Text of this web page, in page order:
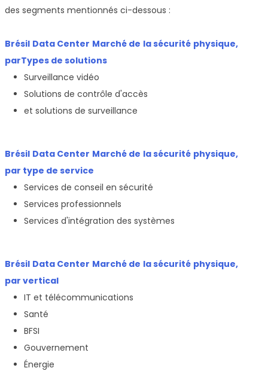
des segments mentionnés ci-dessous :
Brésil Data Center Marché de la sécurité physique,
parTypes de solutions
Surveillance vidéo
Solutions de contrôle d'accès
et solutions de surveillance
Brésil Data Center Marché de la sécurité physique,
par type de service
Services de conseil en sécurité
Services professionnels
Services d'intégration des systèmes
Brésil Data Center Marché de la sécurité physique,
par vertical
IT et télécommunications
Santé
BFSI
Gouvernement
Énergie